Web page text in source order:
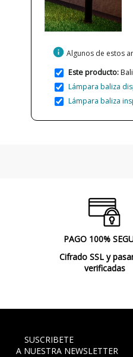
info Algunos de estos
Este producto:
Lámpara baliza
Lámpara baliza
PAGO 100%
Cifrado SSL y
verificadas
SUSCRIBETE
A NUESTRA NEWSLETTER